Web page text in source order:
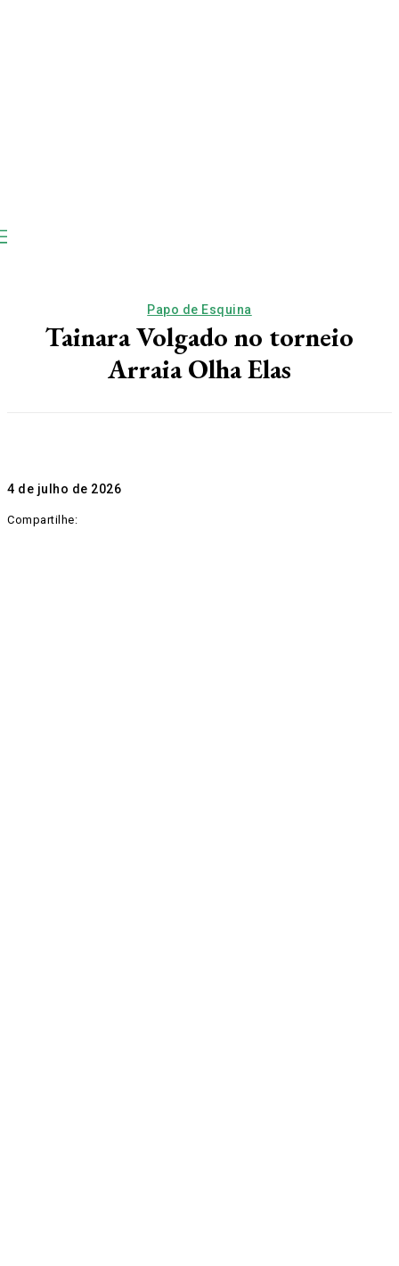
Papo de Esquina
Tainara Volgado no torneio
Arraia Olha Elas
4 de julho de 2026
Compartilhe: